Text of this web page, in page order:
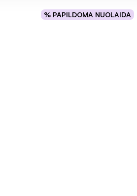
% PAPILDOMA NUOLAIDA
Į krepšelį